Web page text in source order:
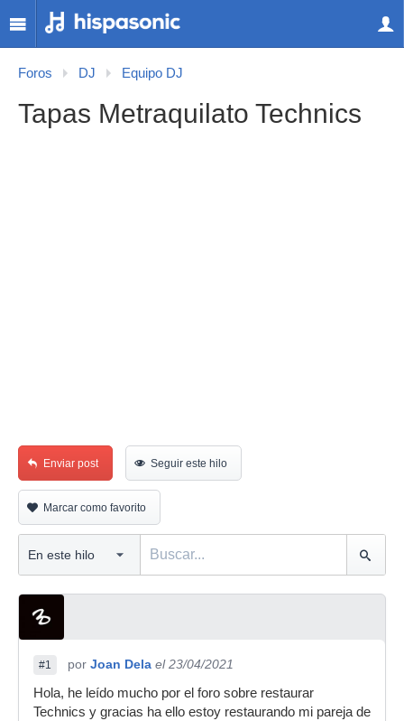
Foros DJ Equipo DJ
Tapas Metraquilato Technics
Enviar post Seguir este hilo
Marcar como favorito
#1 por Joan Dela el 23/04/2021
Hola, he leído mucho por el foro sobre restaurar
Technics y gracias ha ello estoy restaurando mi pareja de